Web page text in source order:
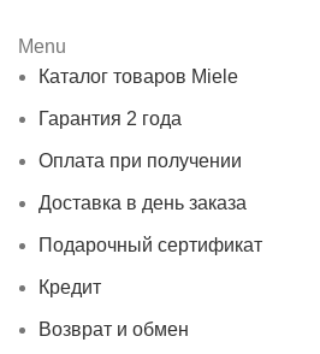
Menu
Каталог товаров Miele
Гарантия 2 года
Оплата при получении
Доставка в день заказа
Подарочный сертификат
Кредит
Возврат и обмен